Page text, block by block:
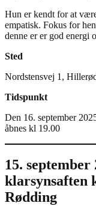
Hun er kendt for at
empatisk. Fokus for
denne er er god energi
Sted
Nordstensvej 1,
Tidspunkt
Den 16. september
åbnes kl 19.00
15. september
klarsynsaften
Rødding